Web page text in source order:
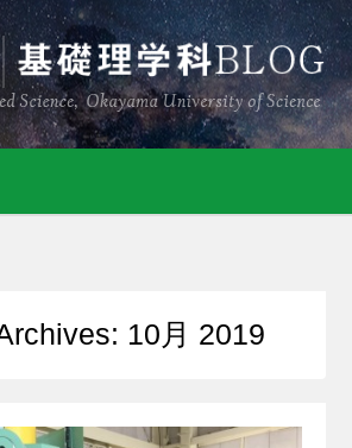
10月 2019